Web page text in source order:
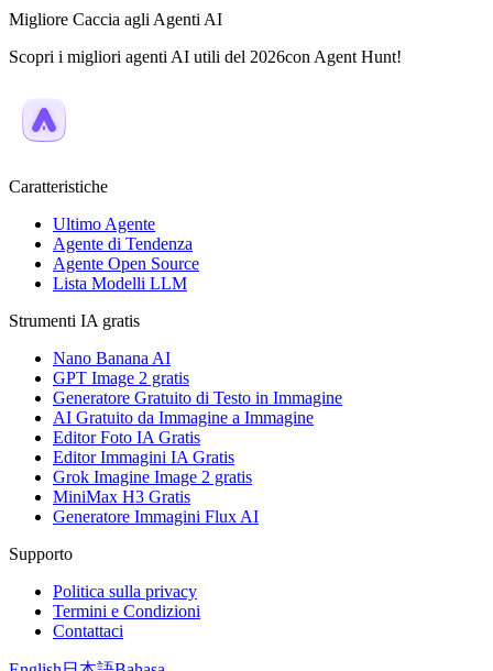
Migliore Caccia agli Agenti AI
Scopri i migliori agenti AI utili del 2026con Agent Hunt!
Caratteristiche
Ultimo Agente
Agente di Tendenza
Agente Open Source
Lista Modelli LLM
Strumenti IA gratis
Nano Banana AI
GPT Image 2 gratis
Generatore Gratuito di Testo in Immagine
AI Gratuito da Immagine a Immagine
Editor Foto IA Gratis
Editor Immagini IA Gratis
Grok Imagine Image 2 gratis
MiniMax H3 Gratis
Generatore Immagini Flux AI
Supporto
Politica sulla privacy
Termini e Condizioni
Contattaci